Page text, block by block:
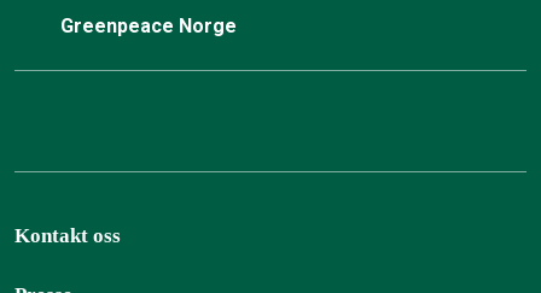
Greenpeace Norge
Kontakt oss